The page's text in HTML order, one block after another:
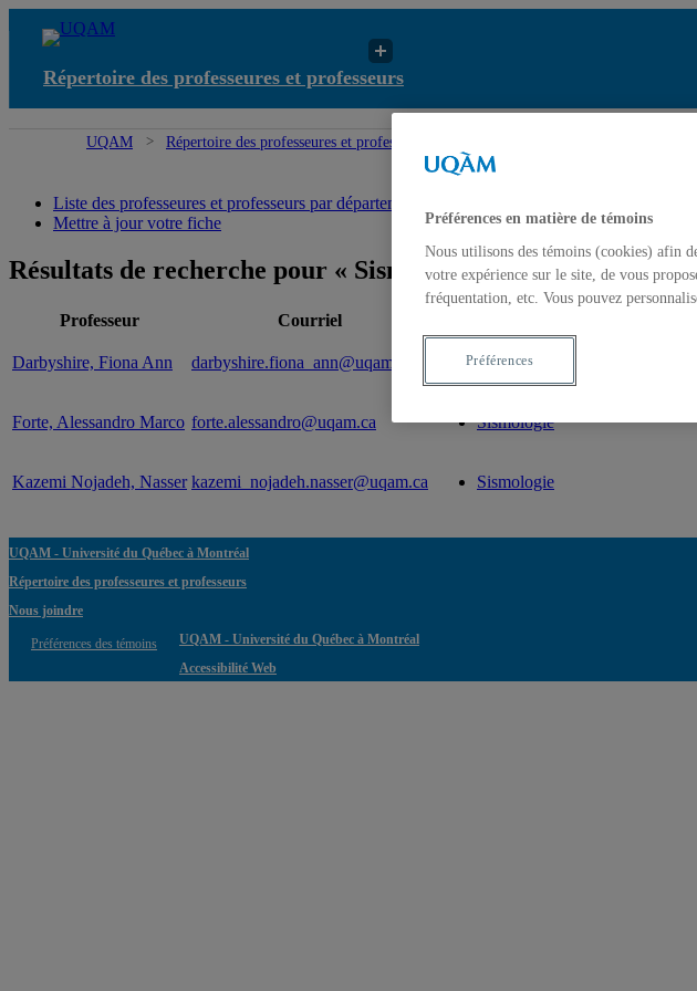
Répertoire des professeures et professeurs
UQAM Répertoire des professeures et professeurs
Liste des professeures et professeurs par départements et écoles
Mettre à jour votre fiche
Résultats de recherche pour « Sismologie »
Professeur Courriel
Darbyshire, Fiona Ann darbyshire.fiona_ann@uqam.ca Sismologie
Forte, Alessandro Marco forte.alessandro@uqam.ca Sismologie
Kazemi Nojadeh, Nasser kazemi_nojadeh.nasser@uqam.ca Sismologie
UQAM - Université du Québec à Montréal
Répertoire des professeures et professeurs
Nous joindre
Préférences des témoins
UQAM - Université du Québec à Montréal
Accessibilité Web
Préférences en matière de témoins
Nous utilisons des témoins (cookies) afin
votre expérience sur le site, de vous
fréquentation, etc. Vous pouvez
Préférences